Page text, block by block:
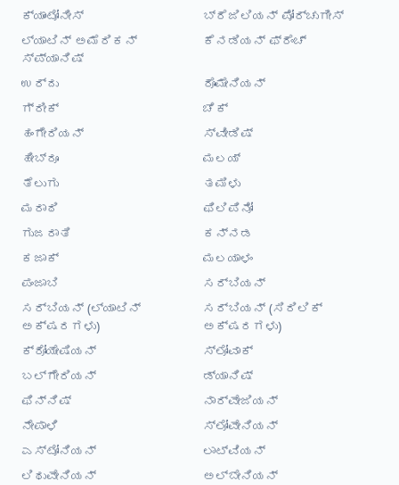
ಕ್ಯಾಂಟೋನೀಸ್
ಬ್ರೆಜಿಲಿಯನ್ ಪೋರ್ಚುಗೀಸ್
ಲ್ಯಾಟಿನ್ ಅಮೆರಿಕನ್
ಸ್ಪ್ಯಾನಿಷ್
ಕೆನಡಿಯನ್ ಫ್ರೆಂಚ್
ಉರ್ದು
ರೊಮೇನಿಯನ್
ಗ್ರೀಕ್
ಚೆಕ್
ಹಂಗೇರಿಯನ್
ಸ್ವೀಡಿಷ್
ಹೀಬ್ರೂ
ಮಲಯ್
ತೆಲುಗು
ತಮಿಳು
ಮರಾಠಿ
ಫಿಲಿಪಿನೋ
ಗುಜರಾತಿ
ಕನ್ನಡ
ಕಜಾಕ್
ಮಲಯಾಳಂ
ಪಂಜಾಬಿ
ಸರ್ಬಿಯನ್
ಸರ್ಬಿಯನ್ (ಲ್ಯಾಟಿನ್
ಅಕ್ಷರಗಳು)
ಸರ್ಬಿಯನ್ (ಸಿರಿಲಿಕ್
ಅಕ್ಷರಗಳು)
ಕ್ರೋಯೇಷಿಯನ್
ಸ್ಲೋವಾಕ್
ಬಲ್ಗೇರಿಯನ್
ಡ್ಯಾನಿಷ್
ಫಿನ್ನಿಷ್
ನಾರ್ವೇಜಿಯನ್
ನೇಪಾಳಿ
ಸ್ಲೋವೇನಿಯನ್
ಎಸ್ಟೋನಿಯನ್
ಲಾಟ್ವಿಯನ್
ಲಿಥುವೇನಿಯನ್
ಅಲ್ಬೇನಿಯನ್